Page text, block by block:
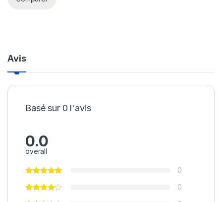
Avis
Basé sur 0 l'avis
0.0
overall
0
0